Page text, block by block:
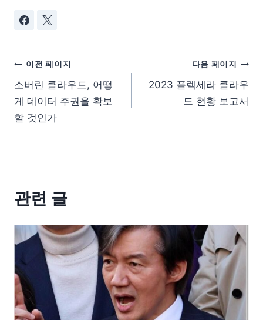
이전 페이지
소버린 클라우드, 어떻
게 데이터 주권을 확보
할 것인가
다음 페이지
2023 플렉세라 클라우
드 현황 보고서
관련 글